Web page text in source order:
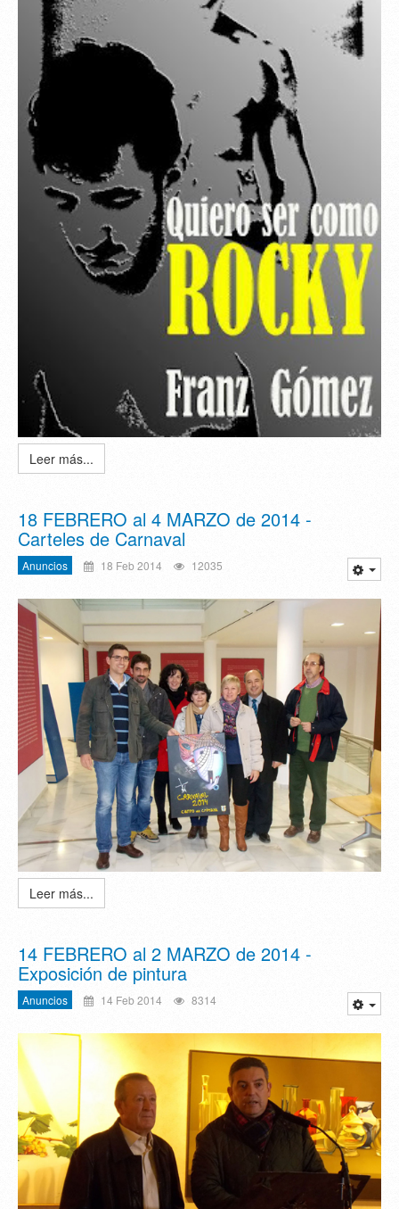
Leer más...
18 FEBRERO al 4 MARZO de 2014 -
Carteles de Carnaval
Anuncios 18 Feb 2014 12035
Leer más...
14 FEBRERO al 2 MARZO de 2014 -
Exposición de pintura
Anuncios 14 Feb 2014 8314